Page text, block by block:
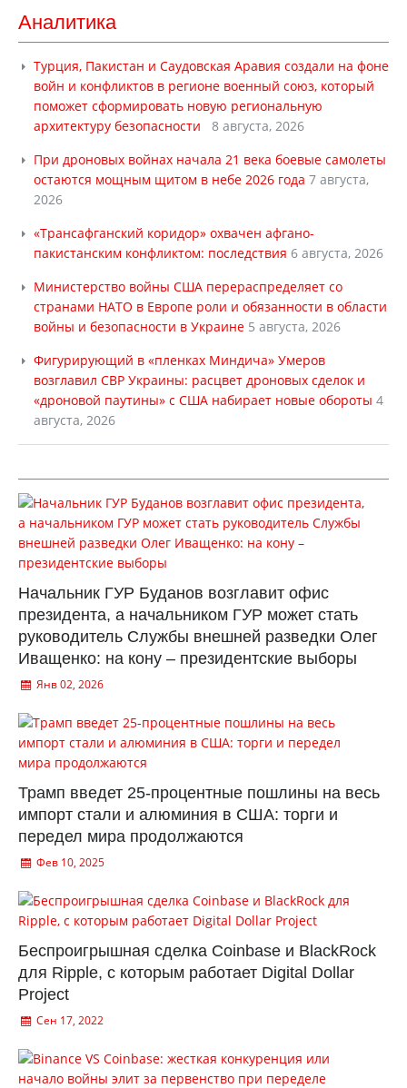
Аналитика
Турция, Пакистан и Саудовская Аравия создали на фоне
войн и конфликтов в регионе военный союз, который
поможет сформировать новую региональную
архитектуру безопасности
8 августа, 2026
При дроновых войнах начала 21 века боевые самолеты
остаются мощным щитом в небе 2026 года 7 августа,
2026
«Трансафганский коридор» охвачен афгано-
пакистанским конфликтом: последствия 6 августа, 2026
Министерство войны США перераспределяет со
странами НАТО в Европе роли и обязанности в области
войны и безопасности в Украине 5 августа, 2026
Фигурирующий в «пленках Миндича» Умеров
возглавил СВР Украины: расцвет дроновых сделок и
«дроновой паутины» с США набирает новые обороты 4
августа, 2026
Начальник ГУР Буданов возглавит офис
президента, а начальником ГУР может стать
руководитель Службы внешней разведки Олег
Иващенко: на кону – президентские выборы
Янв 02, 2026
Трамп введет 25-процентные пошлины на весь
импорт стали и алюминия в США: торги и
передел мира продолжаются
Фев 10, 2025
Беспроигрышная сделка Coinbase и BlackRock
для Ripple, с которым работает Digital Dollar
Project
Сен 17, 2022